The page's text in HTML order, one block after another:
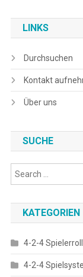
LINKS
Durchsuchen
Kontakt
Über uns
SUCHE
KATEGORIEN
4-2-4
4-2-4